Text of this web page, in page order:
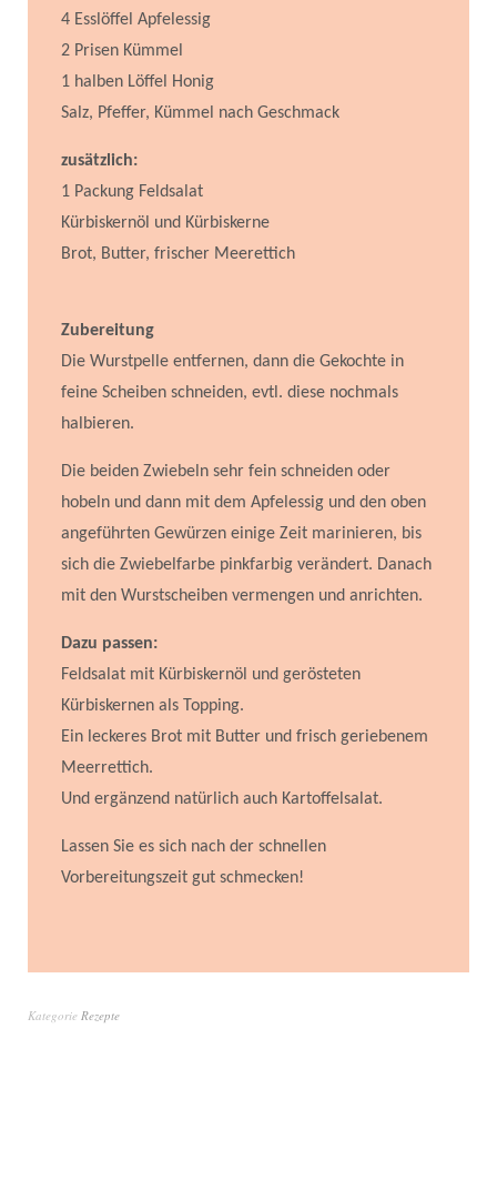
4 Esslöffel Apfelessig
2 Prisen Kümmel
1 halben Löffel Honig
Salz, Pfeffer, Kümmel nach Geschmack
zusätzlich:
1 Packung Feldsalat
Kürbiskernöl und Kürbiskerne
Brot, Butter, frischer Meerettich
Zubereitung
Die Wurstpelle entfernen, dann die Gekochte in
feine Scheiben schneiden, evtl. diese nochmals
halbieren.
Die beiden Zwiebeln sehr fein schneiden oder
hobeln und dann mit dem Apfelessig und den oben
angeführten Gewürzen einige Zeit marinieren, bis
sich die Zwiebelfarbe pinkfarbig verändert. Danach
mit den Wurstscheiben vermengen und anrichten.
Dazu passen:
Feldsalat mit Kürbiskernöl und gerösteten
Kürbiskernen als Topping.
Ein leckeres Brot mit Butter und frisch geriebenem
Meerrettich.
Und ergänzend natürlich auch Kartoffelsalat.
Lassen Sie es sich nach der schnellen
Vorbereitungszeit gut schmecken!
Kategorie Rezepte